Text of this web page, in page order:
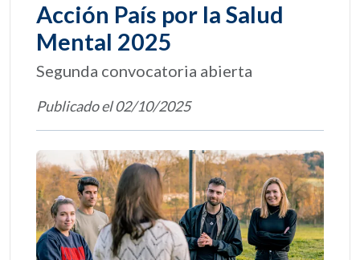
Acción País por la Salud
Mental 2025
Segunda convocatoria abierta
Publicado el 02/10/2025